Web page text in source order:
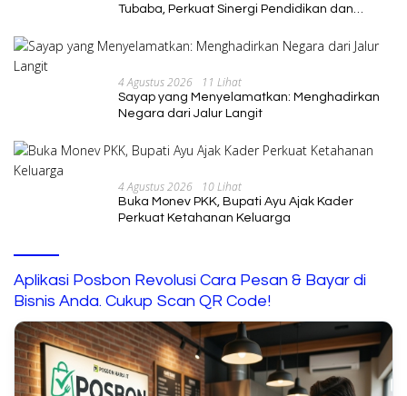
Tubaba, Perkuat Sinergi Pendidikan dan
4 Agustus 2026 11 Lihat
Sayap yang Menyelamatkan: Menghadirkan
Negara dari Jalur Langit
4 Agustus 2026 10 Lihat
Buka Monev PKK, Bupati Ayu Ajak Kader
Perkuat Ketahanan Keluarga
Aplikasi Posbon Revolusi Cara Pesan & Bayar di
Bisnis Anda. Cukup Scan QR Code!